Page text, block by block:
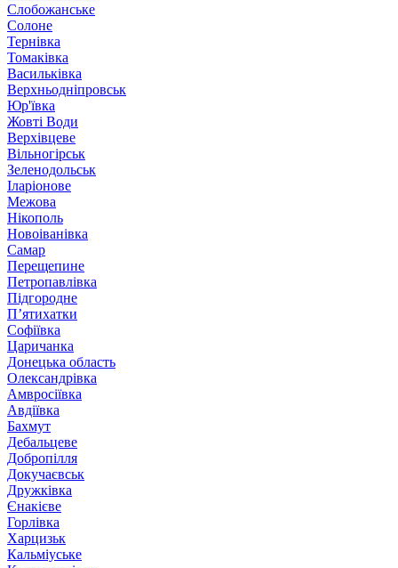
Слобожанське
Солоне
Тернівка
Томаківка
Васильківка
Верхньодніпровськ
Юр'ївка
Жовті Води
Верхівцеве
Вільногірськ
Зеленодольськ
Іларіонове
Межова
Нікополь
Новоіванівка
Самар
Перещепине
Петропавлівка
Підгородне
П’ятихатки
Софіївка
Царичанка
Донецька область
Олександрівка
Амвросіївка
Авдіївка
Бахмут
Дебальцеве
Добропілля
Докучаєвськ
Дружківка
Єнакієве
Горлівка
Харцизьк
Кальміуське